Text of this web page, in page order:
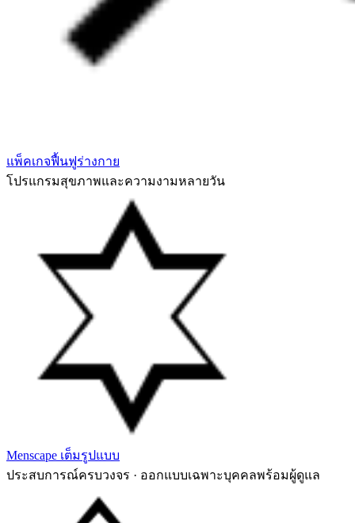
แพ็คเกจฟื้นฟูร่างกาย
โปรแกรมสุขภาพและความงามหลายวัน
Menscape เต็มรูปแบบ
ประสบการณ์ครบวงจร · ออกแบบเฉพาะบุคคลพร้อมผู้ดูแล